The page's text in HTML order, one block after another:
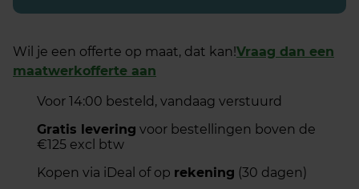
Wil je een offerte op maat, dat kan!Vraag dan een
maatwerkofferte aan
Voor 14:00 besteld, vandaag verstuurd
Gratis levering voor bestellingen boven de
€125 excl btw
Kopen via iDeal of op rekening (30 dagen)